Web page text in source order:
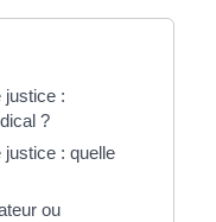
justice :
?
justice : quelle
ou